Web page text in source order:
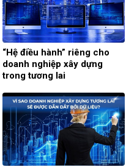
“Hệ điều hành” riêng cho
doanh nghiệp xây dựng
trong tương lai